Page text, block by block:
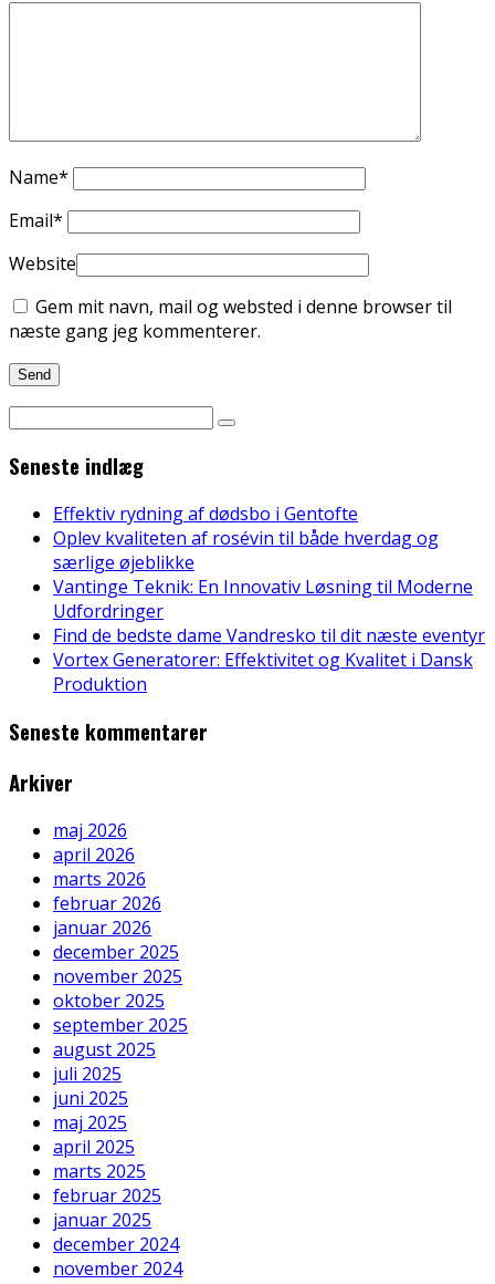
Name*
Email*
Website
Gem mit navn, mail og websted i denne browser til
næste gang jeg kommenterer.
Seneste indlæg
Effektiv rydning af dødsbo i Gentofte
Oplev kvaliteten af rosévin til både hverdag og
særlige øjeblikke
Vantinge Teknik: En Innovativ Løsning til Moderne
Udfordringer
Find de bedste dame Vandresko til dit næste eventyr
Vortex Generatorer: Effektivitet og Kvalitet i Dansk
Produktion
Seneste kommentarer
Arkiver
maj 2026
april 2026
marts 2026
februar 2026
januar 2026
december 2025
november 2025
oktober 2025
september 2025
august 2025
juli 2025
juni 2025
maj 2025
april 2025
marts 2025
februar 2025
januar 2025
december 2024
november 2024